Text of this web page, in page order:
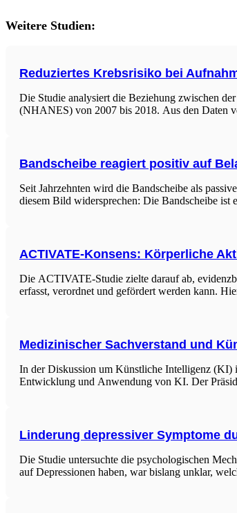
Weitere Studien:
Reduziertes Krebsrisiko bei
Die Studie analysiert die Beziehung zwischen
(NHANES) von 2007 bis 2018. Aus den Daten
Bandscheibe reagiert positiv auf
Seit Jahrzehnten wird die Bandscheibe als
diesem Bild widersprechen: Die Bandscheibe ist
ACTIVATE-Konsens: Körperliche
Die ACTIVATE-Studie zielte darauf ab,
erfasst, verordnet und gefördert werden kann.
Medizinischer Sachverstand und
In der Diskussion um Künstliche Intelligenz (KI)
Entwicklung und Anwendung von KI. Der
Linderung depressiver Symptome
Die Studie untersuchte die psychologischen
auf Depressionen haben, war bislang unklar,